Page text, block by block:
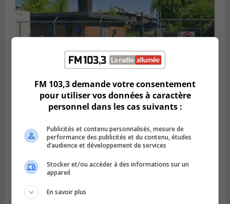
SAINT-HUBERT
Publié le 6 août 2026 à 09h39
Longueuil injecte 1,5 M$ pour moderniser
FM 103,3 demande votre consentement
pour utiliser vos données à caractère
personnel dans les cas suivants :
Publicités et contenu personnalisés, mesure de
performance des publicités et du contenu, études
d’audience et développement de services
Stocker et/ou accéder à des informations sur un
appareil
En savoir plus